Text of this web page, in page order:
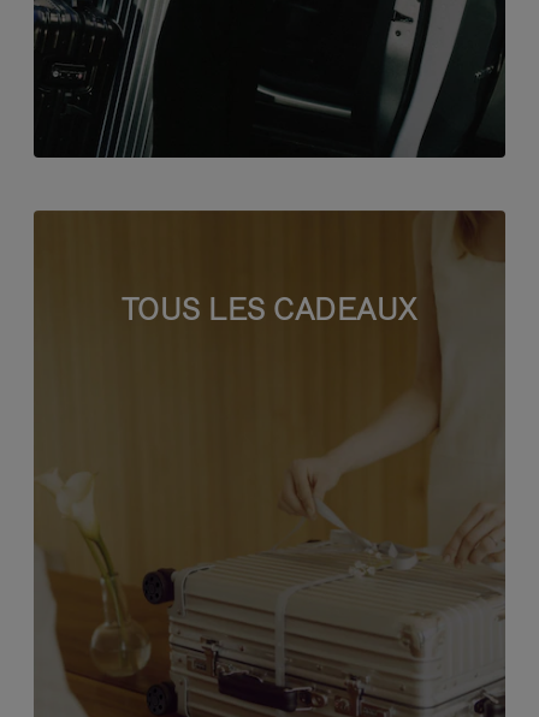
TOUS LES CADEAUX